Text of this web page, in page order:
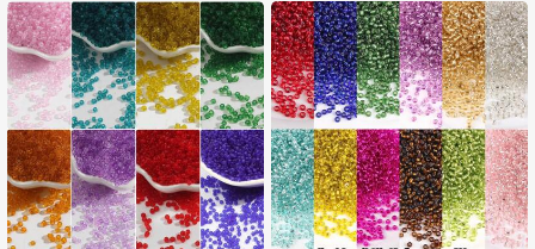
4.94 6K フォロワー
とができます。